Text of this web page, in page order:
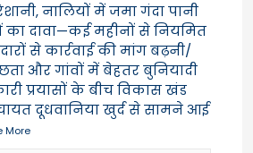
नालियों में जमा गंदा पानी
का दावा—कई महीनों से नियमित
से कार्रवाई की मांग बढ़नी/
और गांवों में बेहतर बुनियादी
प्रयासों के बीच विकास खंड
दूधवानिया खुर्द से सामने आई
More